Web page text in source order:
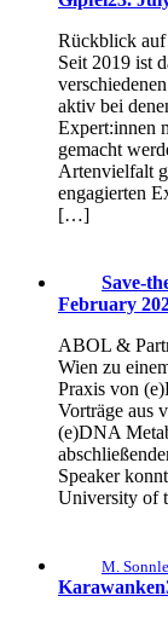
Rückblick
Seit 2019 ist
aktiv bei
Expert:innen
gemacht
Artenvielfalt
engagierten
[…]
Save-
February
ABOL &
Wien zu
Praxis von
Vorträge aus
(e)DNA
Speaker
University of
M.
Karawanken